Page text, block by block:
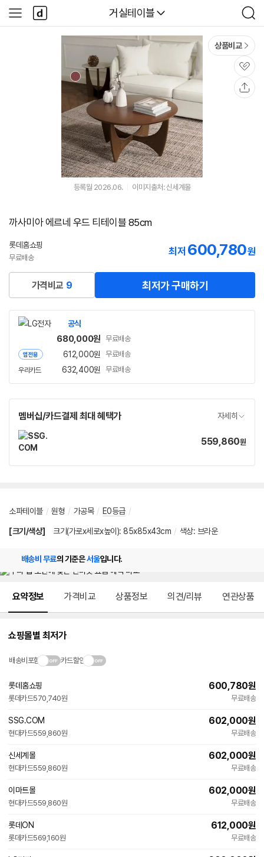
다나와
거실테이블
검
색
사
이
다
나
와
상품비교
관
심
등록월 2026.06. 이미지출처: 신세계몰
까사미아 에르네 우드 티테이블 85cm
롯데홈쇼핑
무료배송
최저 600,780원
가격비교 9 최저가 구매하기
공식
680,000원 무료배송
앱전용 612,000원 무료배송
우리카드 632,400원 무료배송
멤버십/카드결제 최대 혜택가 자세히
가
559,860원
소파테이블 / 원형 / 가공목 / E0등급 /
[크기/색상] 크기(가로x세로x높이): 85x85x43cm / 색상: 브라운
배송비 무료의 기준은서울입니다.
요약정보 가격비교 상품정보 의견/리뷰 연관상품
쇼핑몰별 최저가
배송비포함 카드할인
롯데홈쇼핑
롯데카드570,740원
600,780원
무료배송
SSG.COM
현대카드559,860원
602,000원
무료배송
신세계몰
현대카드559,860원
602,000원
무료배송
이마트몰
현대카드559,860원
602,000원
무료배송
롯데ON
롯데카드569,160원
612,000원
무료배송